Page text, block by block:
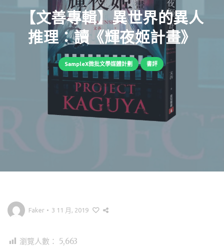
【文善專輯】異世界的異人
推理：讀《輝夜姬計畫》
SampleX微批文學媒體計劃 書評
Faker • 3 11 月, 2019
瀏覽人數： 5,663